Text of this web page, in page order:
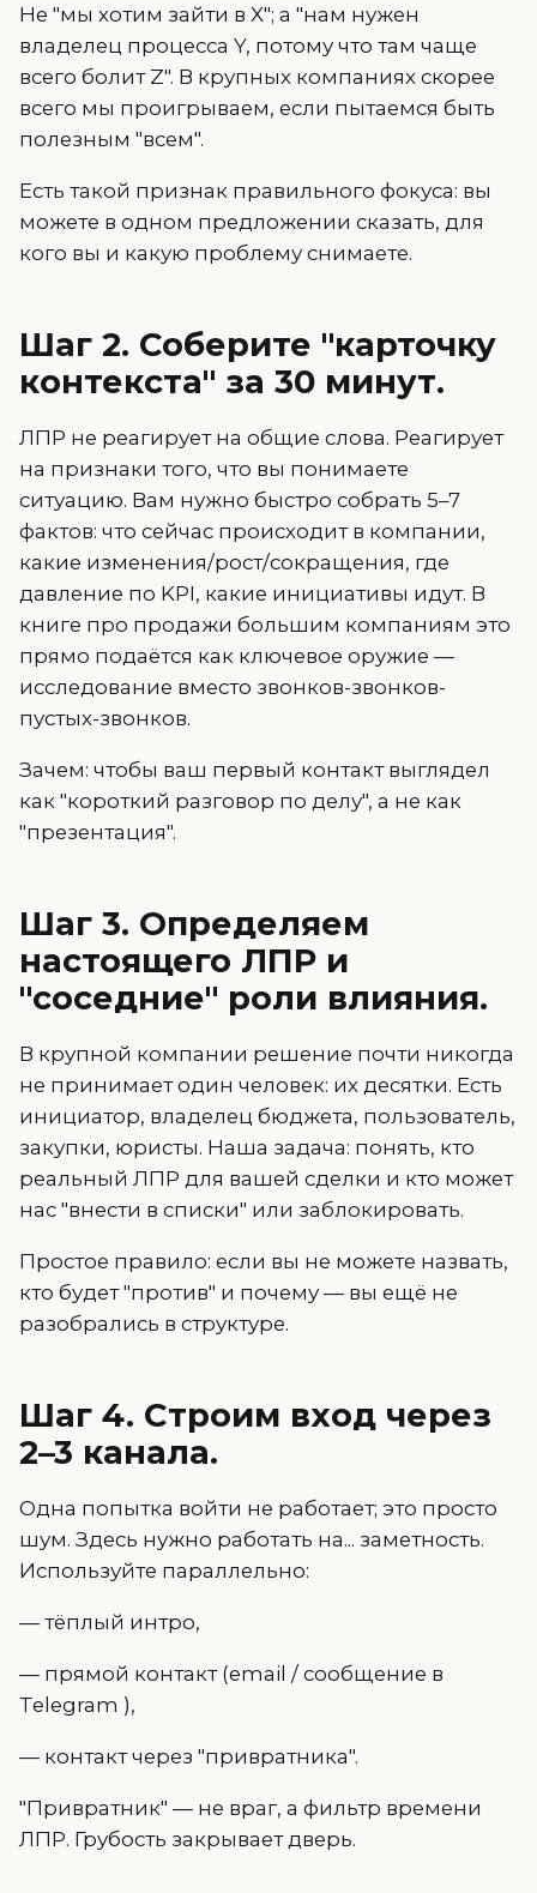
Не "мы хотим зайти в X"; а "нам нужен
владелец процесса Y, потому что там чаще
всего болит Z". В крупных компаниях скорее
всего мы проигрываем, если пытаемся быть
полезным "всем".
Есть такой признак правильного фокуса: вы
можете в одном предложении сказать, для
кого вы и какую проблему снимаете.
Шаг 2. Соберите "карточку
контекста" за 30 минут.
ЛПР не реагирует на общие слова. Реагирует
на признаки того, что вы понимаете
ситуацию. Вам нужно быстро собрать 5–7
фактов: что сейчас происходит в компании,
какие изменения/рост/сокращения, где
давление по KPI, какие инициативы идут. В
книге про продажи большим компаниям это
прямо подаётся как ключевое оружие —
исследование вместо звонков-звонков-
пустых-звонков.
Зачем: чтобы ваш первый контакт выглядел
как "короткий разговор по делу", а не как
"презентация".
Шаг 3. Определяем
настоящего ЛПР и
"соседние" роли влияния.
В крупной компании решение почти никогда
не принимает один человек: их десятки. Есть
инициатор, владелец бюджета, пользователь,
закупки, юристы. Наша задача: понять, кто
реальный ЛПР для вашей сделки и кто может
нас "внести в списки" или заблокировать.
Простое правило: если вы не можете назвать,
кто будет "против" и почему — вы ещё не
разобрались в структуре.
Шаг 4. Строим вход через
2–3 канала.
Одна попытка войти не работает; это просто
шум. Здесь нужно работать на... заметность.
Используйте параллельно:
— тёплый интро,
— прямой контакт (email / сообщение в
Telegram ),
— контакт через "привратника".
"Привратник" — не враг, а фильтр времени
ЛПР. Грубость закрывает дверь.